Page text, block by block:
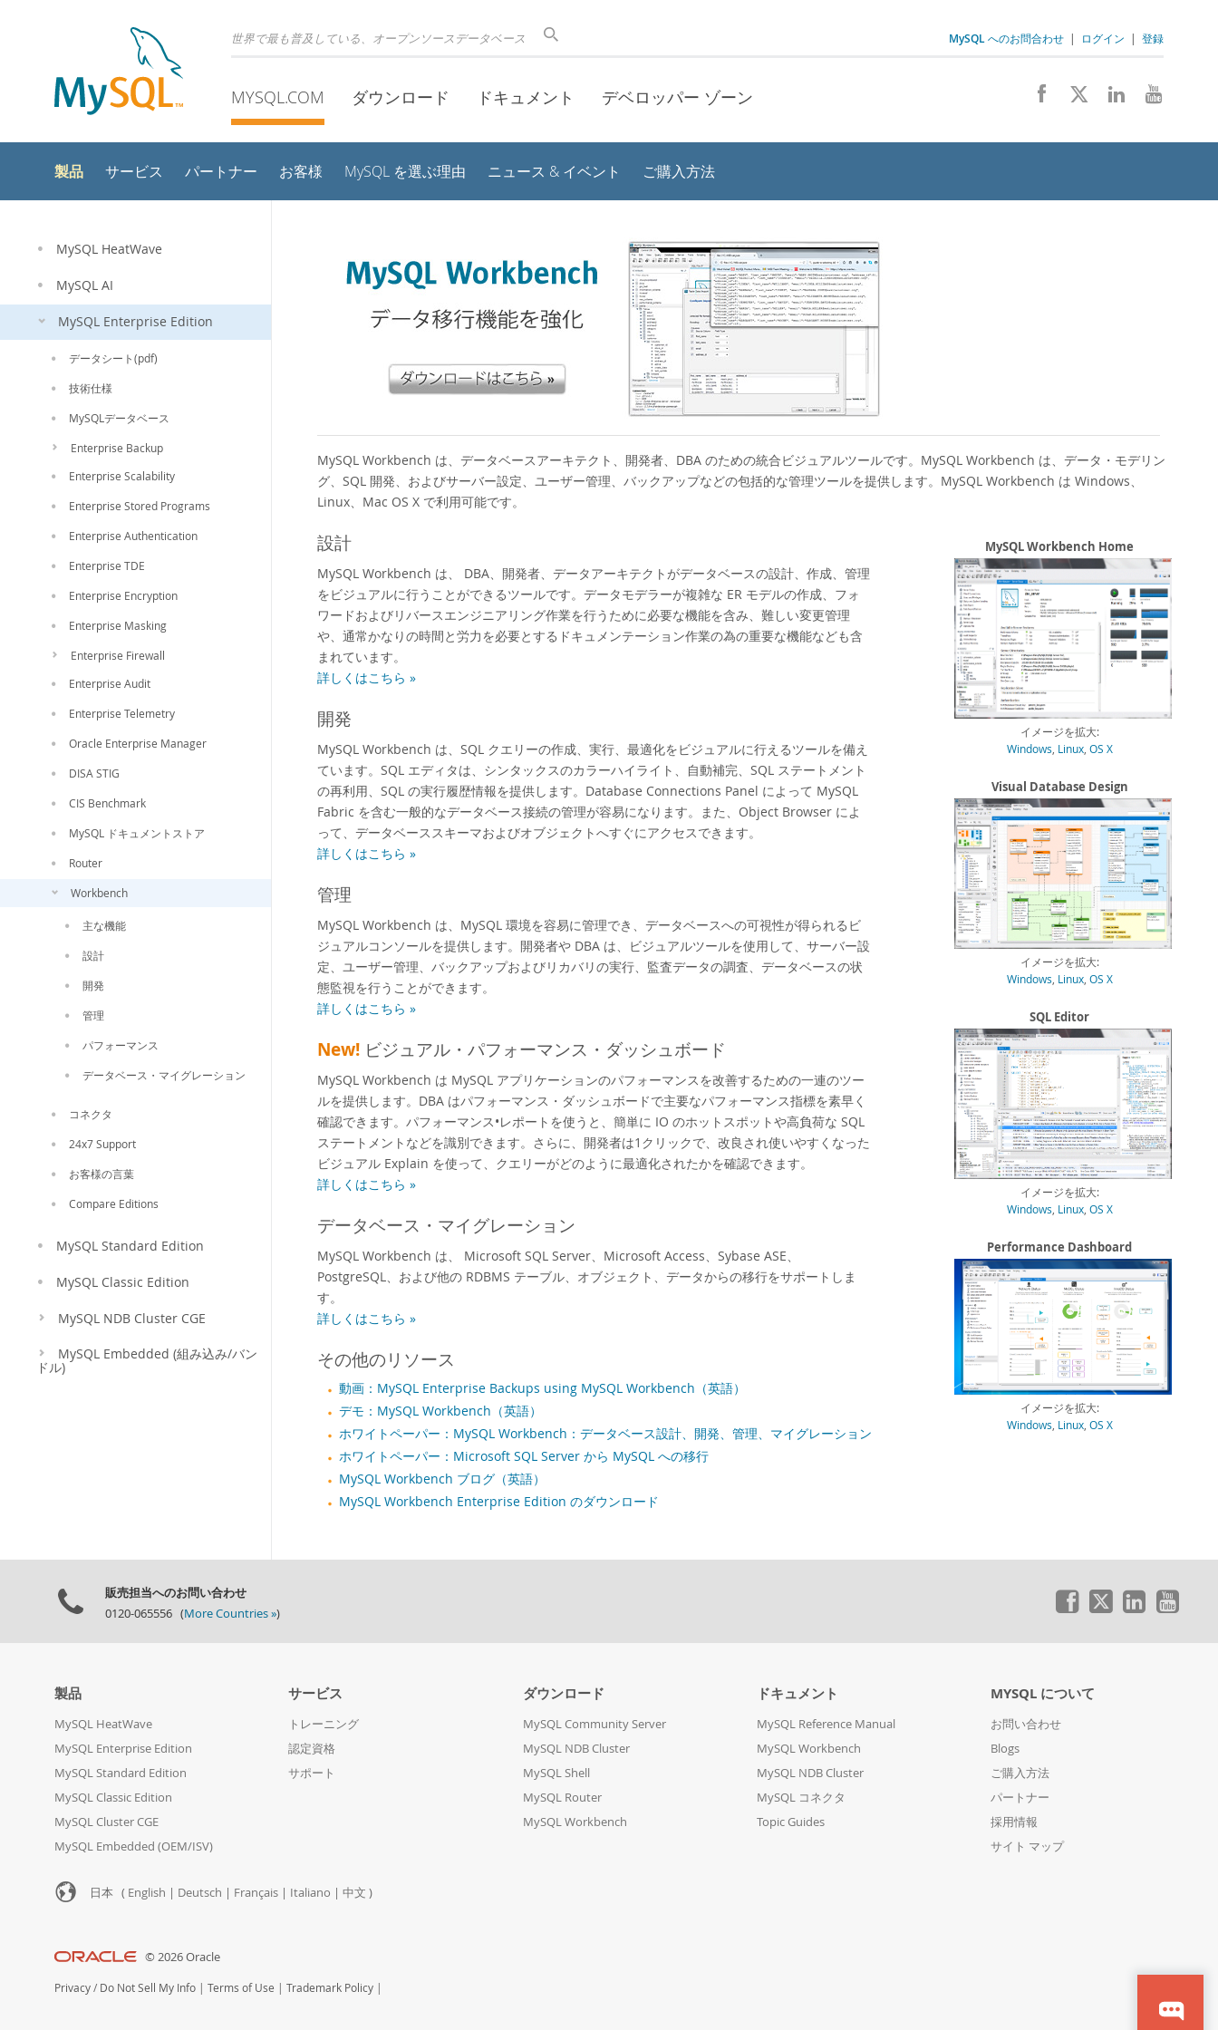
世界で最も普及している、オープンソースデータベース MySQL へのお問合わせ | ログイン | 登録
MYSQL.COM ダウンロード ドキュメント デベロッパー ゾーン
製品 サービス パートナー お客様 MySQL を選ぶ理由 ニュース & イベント ご購入方法
MySQL HeatWave
MySQL AI
MySQL Enterprise Edition
データシート(pdf)
技術仕様
MySQLデータベース
Enterprise Backup
Enterprise Scalability
Enterprise Stored Programs
Enterprise Authentication
Enterprise TDE
Enterprise Encryption
Enterprise Masking
Enterprise Firewall
Enterprise Audit
Enterprise Telemetry
Oracle Enterprise Manager
DISA STIG
CIS Benchmark
MySQL ドキュメントストア
Router
Workbench
主な機能
設計
開発
管理
パフォーマンス
データベース・マイグレーション
コネクタ
24x7 Support
お客様の言葉
Compare Editions
MySQL Standard Edition
MySQL Classic Edition
MySQL NDB Cluster CGE
MySQL Embedded (組み込み/バン
ドル)
MySQL Workbench は、データベースアーキテクト、開発者、DBA のための統合ビジュアルツールです。MySQL Workbench は、データ・モデリン
グ、SQL 開発、およびサーバー設定、ユーザー管理、バックアップなどの包括的な管理ツールを提供します。MySQL Workbench は Windows、
Linux、Mac OS X で利用可能です。
MySQL Workbench Home
イメージを拡大:
Windows Linux, OS X
Visual Database Design
イメージを拡大:
Windows Linux, OS X
SQL Editor
イメージを拡大:
Windows Linux, OS X
Performance Dashboard
イメージを拡大:
Windows Linux, OS X
設計
MySQL Workbench は、 DBA、開発者、データアーキテクトがデータベースの設計、作成、管理
をビジュアルに行うことができるツールです。データモデラーが複雑な ER モデルの作成、フォ
ワードおよびリバースエンジニアリング作業を行うために必要な機能を含み、難しい変更管理
や、通常かなりの時間と労力を必要とするドキュメンテーション作業の為の重要な機能なども含
まれています。
詳しくはこちら »
開発
MySQL Workbench は、SQL クエリーの作成、実行、最適化をビジュアルに行えるツールを備え
ています。SQL エディタは、シンタックスのカラーハイライト、自動補完、SQL ステートメント
の再利用、SQL の実行履歴情報を提供します。Database Connections Panel によって MySQL
Fabric を含む一般的なデータベース接続の管理が容易になります。また、Object Browser によ
って、データベーススキーマおよびオブジェクトへすぐにアクセスできます。
詳しくはこちら »
管理
MySQL Workbench は、MySQL 環境を容易に管理でき、データベースへの可視性が得られるビ
ジュアルコンソールを提供します。開発者や DBA は、ビジュアルツールを使用して、サーバー設
定、ユーザー管理、バックアップおよびリカバリの実行、監査データの調査、データベースの状
態監視を行うことができます。
詳しくはこちら »
New! ビジュアル・パフォーマンス・ダッシュボード
MySQL Workbench は MySQL アプリケーションのパフォーマンスを改善するための一連のツー
ルを提供します。DBA はパフォーマンス・ダッシュボードで主要なパフォーマンス指標を素早く
確認できます。パフォーマンス•レポートを使うと、簡単に IO のホットスポットや高負荷な SQL
ステートメントなどを識別できます。さらに、開発者は1クリックで、改良され使いやすくなった
ビジュアル Explain を使って、クエリーがどのように最適化されたかを確認できます。
詳しくはこちら »
データベース・マイグレーション
MySQL Workbench は、 Microsoft SQL Server、Microsoft Access、Sybase ASE、
PostgreSQL、および他の RDBMS テーブル、オブジェクト、データからの移行をサポートしま
す。
詳しくはこちら »
その他のリソース
動画：MySQL Enterprise Backups using MySQL Workbench（英語）
デモ：MySQL Workbench（英語）
ホワイトペーパー：MySQL Workbench：データベース設計、開発、管理、マイグレーション
ホワイトペーパー：Microsoft SQL Server から MySQL への移行
MySQL Workbench ブログ（英語）
MySQL Workbench Enterprise Edition のダウンロード
販売担当へのお問い合わせ
0120-065556 (More Countries »)
製品
MySQL HeatWave
MySQL Enterprise Edition
MySQL Standard Edition
MySQL Classic Edition
MySQL Cluster CGE
MySQL Embedded (OEM/ISV)
サービス
トレーニング
認定資格
サポート
ダウンロード
MySQL Community Server
MySQL NDB Cluster
MySQL Shell
MySQL Router
MySQL Workbench
ドキュメント
MySQL Reference Manual
MySQL Workbench
MySQL NDB Cluster
MySQL コネクタ
Topic Guides
MYSQL について
お問い合わせ
Blogs
ご購入方法
パートナー
採用情報
サイト マップ
日本 ( English | Deutsch | Français | Italiano | 中文 )
© 2026 Oracle
Privacy / Do Not Sell My Info | Terms of Use | Trademark Policy |